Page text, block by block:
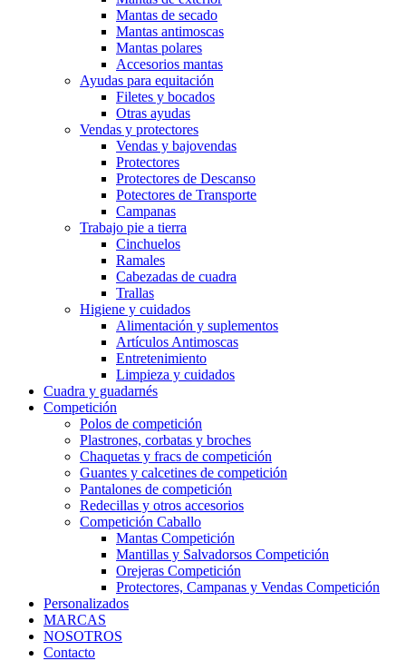
Mantas de secado
Mantas antimoscas
Mantas polares
Accesorios mantas
Ayudas para equitación
Filetes y bocados
Otras ayudas
Vendas y protectores
Vendas y bajovendas
Protectores
Protectores de Descanso
Potectores de Transporte
Campanas
Trabajo pie a tierra
Cinchuelos
Ramales
Cabezadas de cuadra
Trallas
Higiene y cuidados
Alimentación y suplementos
Artículos Antimoscas
Entretenimiento
Limpieza y cuidados
Cuadra y guadarnés
Competición
Polos de competición
Plastrones, corbatas y broches
Chaquetas y fracs de competición
Guantes y calcetines de competición
Pantalones de competición
Redecillas y otros accesorios
Competición Caballo
Mantas Competición
Mantillas y Salvadorsos Competición
Orejeras Competición
Protectores, Campanas y Vendas Competición
Personalizados
MARCAS
NOSOTROS
Contacto